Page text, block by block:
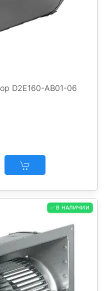
D2E160-AB01-06
✅ В НАЛИЧИИ